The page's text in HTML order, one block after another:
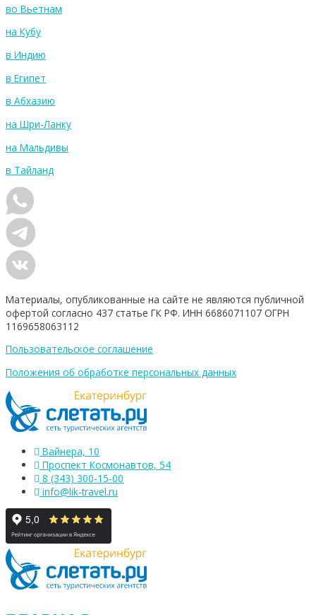
во Вьетнам
на Кубу
в Индию
в Египет
в Абхазию
на Шри-Ланку
на Мальдивы
в Тайланд
Материалы, опубликованные на сайте не являются публичной
офертой согласно 437 статье ГК РФ. ИНН 6686071107 ОГРН
1169658063112
Пользовательское соглашение
Положения об обработке персональных данных
Вайнера, 10
Проспект Космонавтов, 54
8 (343) 300-15-00
info@lik-travel.ru